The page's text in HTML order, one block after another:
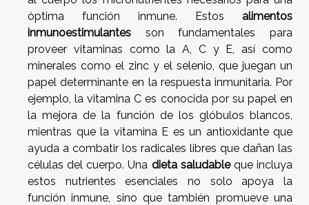
óptima función inmune. Estos alimentos
inmunoestimulantes son fundamentales para
proveer vitaminas como la A, C y E, así como
minerales como el zinc y el selenio, que juegan un
papel determinante en la respuesta inmunitaria. Por
ejemplo, la vitamina C es conocida por su papel en
la mejora de la función de los glóbulos blancos,
mientras que la vitamina E es un antioxidante que
ayuda a combatir los radicales libres que dañan las
células del cuerpo. Una dieta saludableque incluya
estos nutrientes esenciales no solo apoya la
función inmune, sino que también promueve una